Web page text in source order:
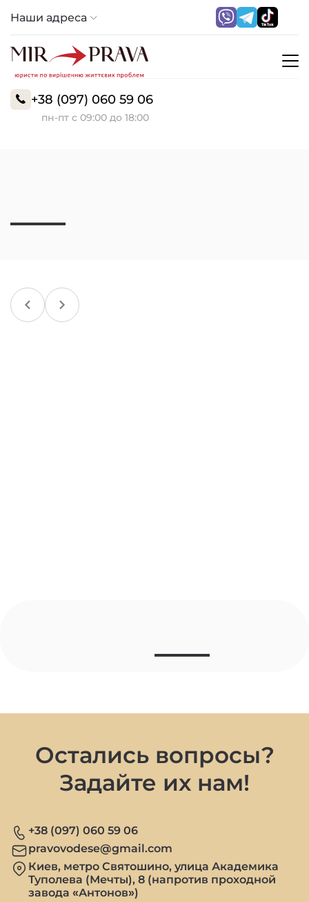
Наши адреса
+38 (097) 060 59 06
пн-пт с 09:00 до 18:00
Остались вопросы?
Задайте их нам!
+38 (097) 060 59 06
pravovodese@gmail.com
Киев, метро Святошино, улица Академика
Туполева (Мечты), 8 (напротив проходной
завода «Антонов»)